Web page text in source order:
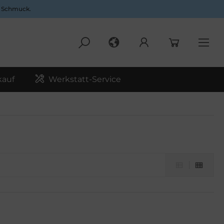
Werkstatt-Service